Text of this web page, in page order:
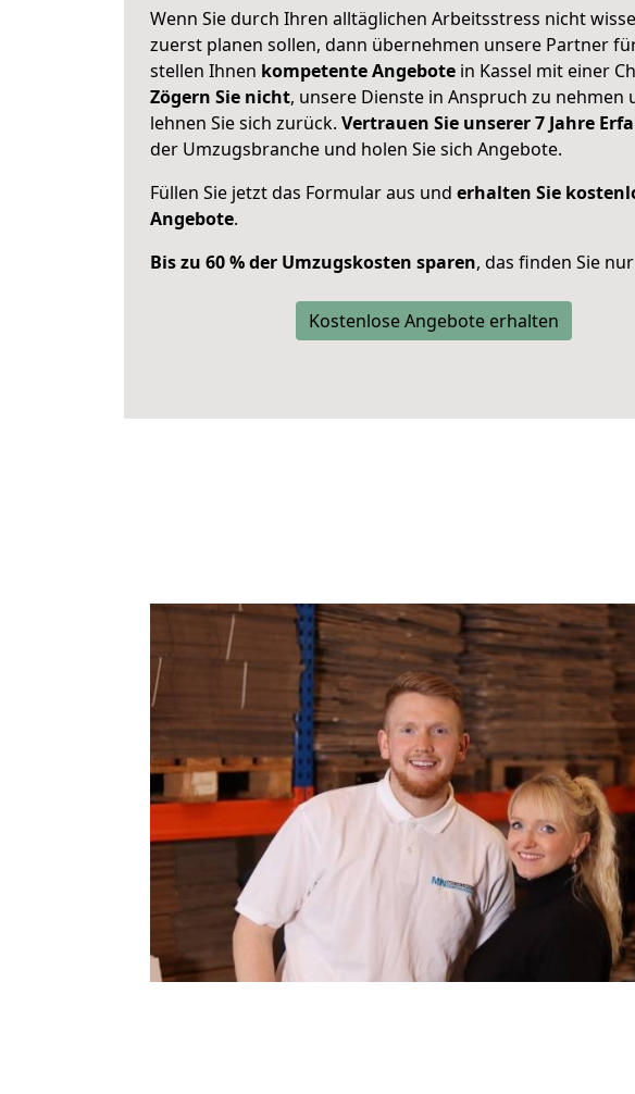
Wenn Sie durch Ihren alltäglichen Arbeitsstress nicht
zuerst planen sollen, dann übernehmen unsere Partner
stellen Ihnen kompetente Angebote in Kassel mit einer
Zögern Sie nicht, unsere Dienste in Anspruch zu nehmen
lehnen Sie sich zurück. Vertrauen Sie unserer 7 Jahre
der Umzugsbranche und holen Sie sich Angebote.
Füllen Sie jetzt das Formular aus und erhalten Sie
Angebote.
Bis zu 60 % der Umzugskosten sparen, das finden Sie
Kostenlose Angebote erhalten